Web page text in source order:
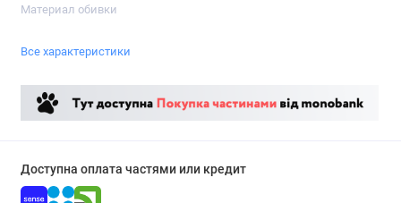
Материал обивки
Все характеристики
Доступна оплата частями или кредит